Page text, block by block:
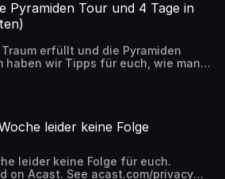
Pyramiden Tour und 4 Tage in
erfüllt und die Pyramiden
haben wir Tipps für euch, wie man
wenn man noch zu lange an
(Kairo). Dort hätte ein Tag voll
leider keine Folge
leider keine Folge für euch.